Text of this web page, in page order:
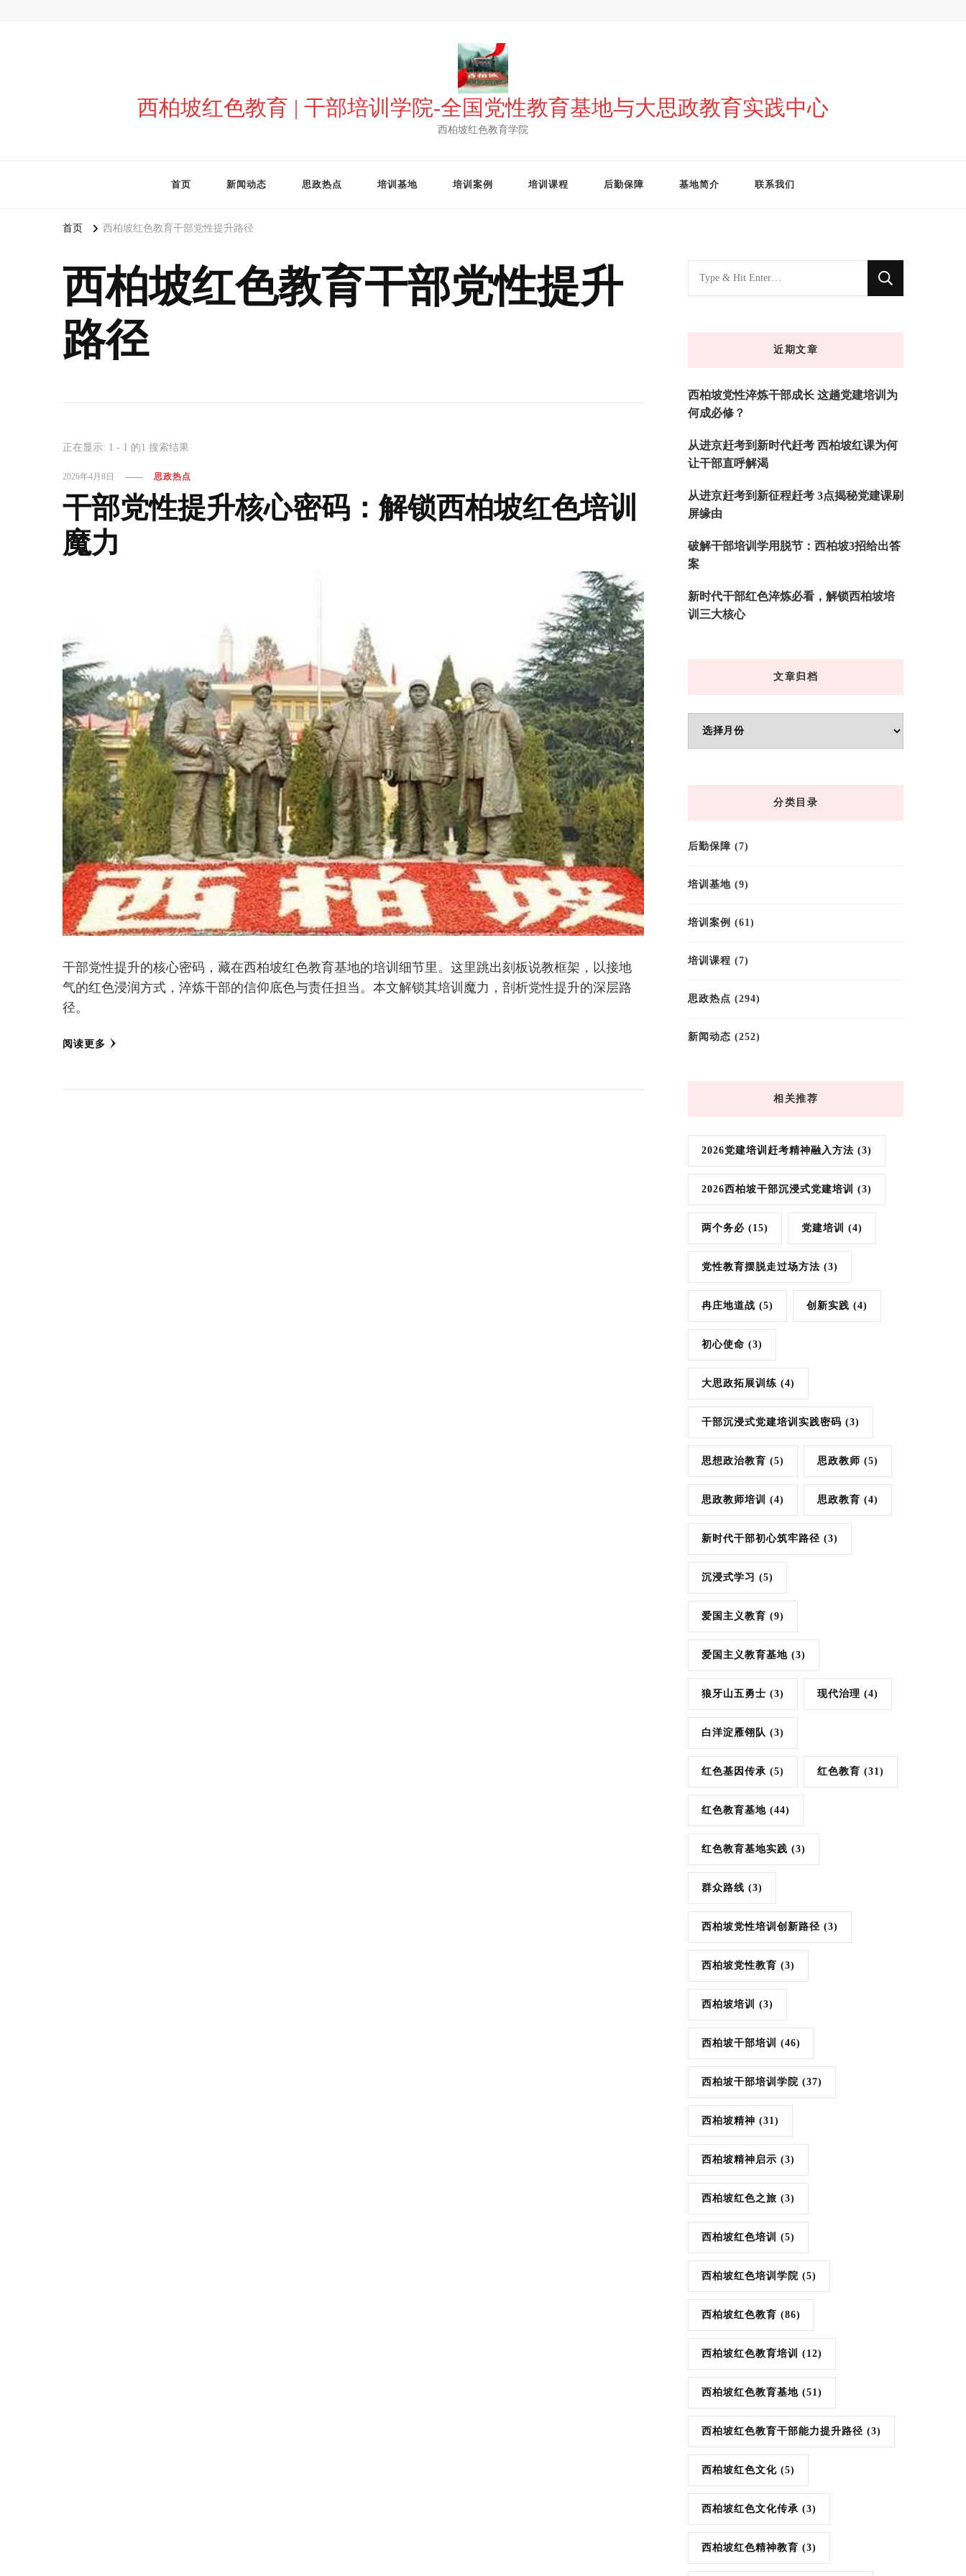
西柏坡红色教育 | 干部培训学院-全国党性教育基地与大思政教育实践中心
西柏坡红色教育学院
首页 新闻动态 思政热点 培训基地 培训案例 培训课程 后勤保障 基地简介 联系我们
首页 西柏坡红色教育干部党性提升路径
西柏坡红色教育干部党性提升
路径
正在显示: 1 - 1 的1 搜索结果
2026年4月8日 思政热点
干部党性提升核心密码：解锁西柏坡红色培训
魔力
干部党性提升的核心密码，藏在西柏坡红色教育基地的培训细节里。这里跳出刻板说教框架，以接地
气的红色浸润方式，淬炼干部的信仰底色与责任担当。本文解锁其培训魔力，剖析党性提升的深层路
径。
阅读更多
找
什
近期文章
西柏坡党性淬炼干部成长 这趟党建培训为
何成必修？
从进京赶考到新时代赶考 西柏坡红课为何
让干部直呼解渴
从进京赶考到新征程赶考 3点揭秘党建课刷
屏缘由
破解干部培训学用脱节：西柏坡3招给出答
案
新时代干部红色淬炼必看，解锁西柏坡培
训三大核心
文章归档
章
分类目录
后勤保障 (7)
培训基地 (9)
培训案例 (61)
培训课程 (7)
思政热点 (294)
新闻动态 (252)
相关推荐
2026党建培训赶考精神融入方法 (3)
2026西柏坡干部沉浸式党建培训 (3)
两个务必 (15) 党建培训 (4)
党性教育摆脱走过场方法 (3)
冉庄地道战 (5) 创新实践 (4)
初心使命 (3)
大思政拓展训练 (4)
干部沉浸式党建培训实践密码 (3)
思想政治教育 (5) 思政教师 (5)
思政教师培训 (4) 思政教育 (4)
新时代干部初心筑牢路径 (3)
沉浸式学习 (5)
爱国主义教育 (9)
爱国主义教育基地 (3)
狼牙山五勇士 (3) 现代治理 (4)
白洋淀雁翎队 (3)
红色基因传承 (5) 红色教育 (31)
红色教育基地 (44)
红色教育基地实践 (3)
群众路线 (3)
西柏坡党性培训创新路径 (3)
西柏坡党性教育 (3)
西柏坡培训 (3)
西柏坡干部培训 (46)
西柏坡干部培训学院 (37)
西柏坡精神 (31)
西柏坡精神启示 (3)
西柏坡红色之旅 (3)
西柏坡红色培训 (5)
西柏坡红色培训学院 (5)
西柏坡红色教育 (86)
西柏坡红色教育培训 (12)
西柏坡红色教育基地 (51)
西柏坡红色教育干部能力提升路径 (3)
西柏坡红色文化 (5)
西柏坡红色文化传承 (3)
西柏坡红色精神教育 (3)